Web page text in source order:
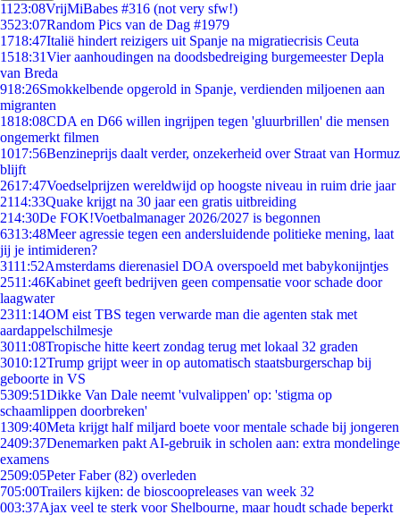
11 23:08VrijMiBabes #316 (not very sfw!)
3523:07Random Pics van de Dag #1979
1718:47Italië hindert reizigers uit Spanje na migratiecrisis Ceuta
1518:31Vier aanhoudingen na doodsbedreiging burgemeester Depla
van Breda
918:26Smokkelbende opgerold in Spanje, verdienden miljoenen aan
migranten
1818:08CDA en D66 willen ingrijpen tegen 'gluurbrillen' die mensen
ongemerkt filmen
1017:56Benzineprijs daalt verder, onzekerheid over Straat van Hormuz
blijft
2617:47Voedselprijzen wereldwijd op hoogste niveau in ruim drie jaar
2114:33Quake krijgt na 30 jaar een gratis uitbreiding
214:30De FOK!Voetbalmanager 2026/2027 is begonnen
6313:48Meer agressie tegen een andersluidende politieke mening, laat
jij je intimideren?
3111:52Amsterdams dierenasiel DOA overspoeld met babykonijntjes
2511:46Kabinet geeft bedrijven geen compensatie voor schade door
laagwater
2311:14OM eist TBS tegen verwarde man die agenten stak met
aardappelschilmesje
3011:08Tropische hitte keert zondag terug met lokaal 32 graden
3010:12Trump grijpt weer in op automatisch staatsburgerschap bij
geboorte in VS
5309:51Dikke Van Dale neemt 'vulvalippen' op: 'stigma op
schaamlippen doorbreken'
1309:40Meta krijgt half miljard boete voor mentale schade bij jongeren
2409:37Denemarken pakt AI-gebruik in scholen aan: extra mondelinge
examens
2509:05Peter Faber (82) overleden
705:00Trailers kijken: de bioscoopreleases van week 32
003:37Ajax veel te sterk voor Shelbourne, maar houdt schade beperkt